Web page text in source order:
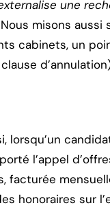
une
misons aussi
cabinets, un
lorsqu’un
l’appel
facturée
honoraires sur